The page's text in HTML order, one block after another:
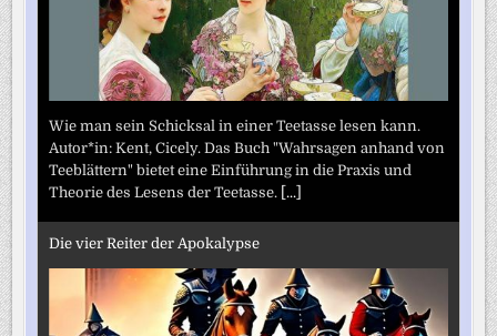
Wie man sein Schicksal in einer Teetasse lesen kann.
Autor*in: Kent, Cicely. Das Buch "Wahrsagen anhand von
Teeblättern" bietet eine Einführung in die Praxis und
Theorie des Lesens der Teetasse. [...]
Die vier Reiter der Apokalypse